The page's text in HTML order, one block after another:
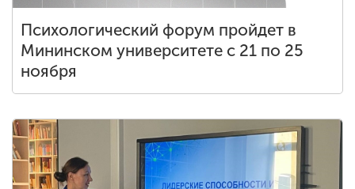
Психологический форум пройдет в
Мининском университете с 21 по 25
ноября